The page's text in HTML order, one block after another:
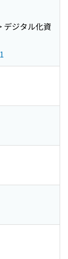
デジタル化資